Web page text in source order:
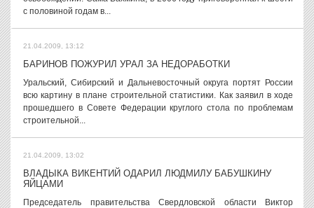
с половиной годам в...
21.04.2009, 13:12
БАРИНОВ ПОЖУРИЛ УРАЛ ЗА НЕДОРАБОТКИ
Уральский, Сибирский и Дальневосточный округа портят России
всю картину в плане строительной статистики. Как заявил в ходе
прошедшего в Совете Федерации круглого стола по проблемам
строительной...
21.04.2009, 13:02
ВЛАДЫКА ВИКЕНТИЙ ОДАРИЛ ЛЮДМИЛУ БАБУШКИНУ
ЯЙЦАМИ
Председатель правительства Свердловской области Виктор